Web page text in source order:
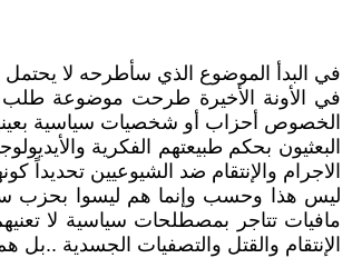
في البدأ الموضوع الذي سأطرحه لا يحتمل
في الأونة الأخيرة طرحت موضوعة
الخصوص أحزاب أو شخصيات سياسية
البعثيون بحكم طبيعتهم الفكرية
الاجرام والإنتقام ضد الشيوعيين
ليس هذا وحسب وإنما هم ليسوا بحزب
مافيات تتاجر بمصطلحات سياسية لا
الإنتقام والقتل والتصفيات الجسدية ..بل